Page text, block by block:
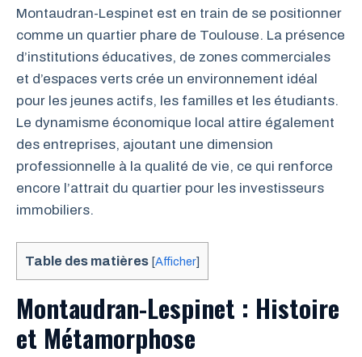
Montaudran-Lespinet est en train de se positionner
comme un quartier phare de Toulouse. La présence
d’institutions éducatives, de zones commerciales
et d’espaces verts crée un environnement idéal
pour les jeunes actifs, les familles et les étudiants.
Le dynamisme économique local attire également
des entreprises, ajoutant une dimension
professionnelle à la qualité de vie, ce qui renforce
encore l’attrait du quartier pour les investisseurs
immobiliers.
Table des matières [Afficher]
Montaudran-Lespinet : Histoire
et Métamorphose